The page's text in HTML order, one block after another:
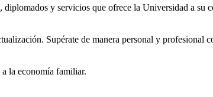
diplomados y servicios que ofrece la Universidad a su
Supérate de manera personal y profesional
la economía familiar.